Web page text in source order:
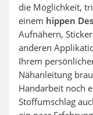
die Möglichkeit,
einem hippen
Aufnähern,
anderen
Ihrem
Nähanleitung
Handarbeit noch
Stoffumschlag